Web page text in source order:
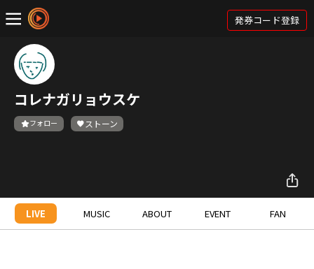
発券コード登録
コレナガリョウスケ
フォロー ストーン
LIVE MUSIC ABOUT EVENT FAN